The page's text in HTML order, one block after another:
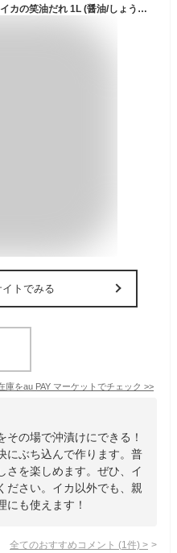
pointプロデュース(宇佐美本店謹製) イカの笑油だれ 1L (醤油/しょうゆ/刺身醤油)の通販はau PAY マーケット - 釣具のポイント au PAY マーケット店｜商品ロットナンバー：603976261
イトでみる
庫をau PAY マーケット でチェック >>
その場で沖漬けにできる！
にぶち込んで作ります。普
さを楽しめます。ぜひ、イ
ださい。イカ以外でも、親
にも使えます！
全てのおすすめコメント (1 件) >